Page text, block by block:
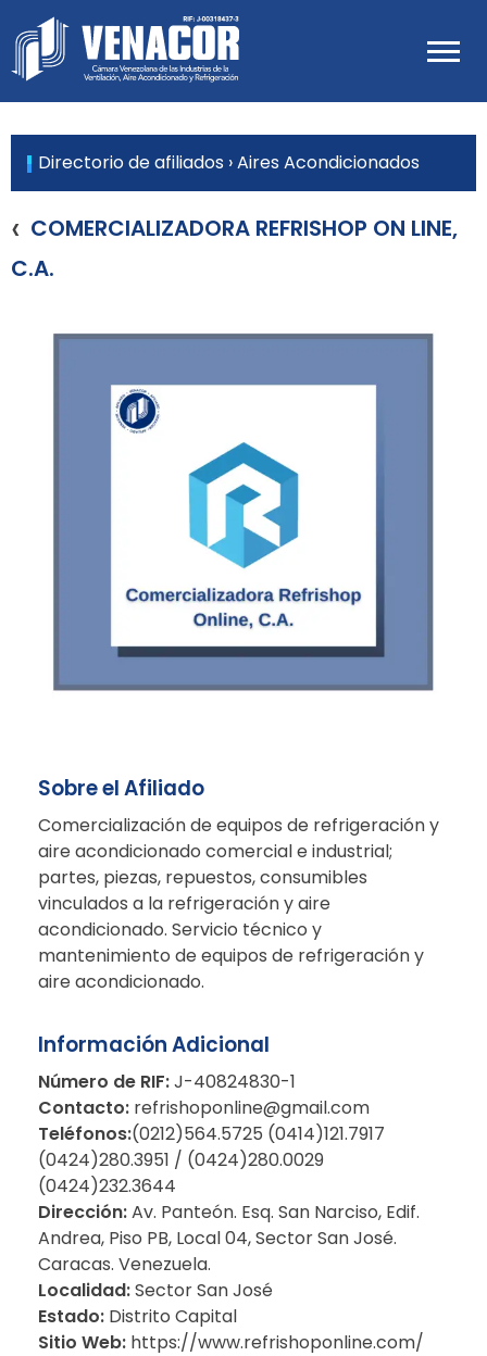
to
content
Cámara Venezolana de las
Acondicionado y Refrigeración
Directorio de afiliados ›Aires Acondicionados
‹ COMERCIALIZADORA REFRISHOP ON LINE,
C.A.
Sobre el Afiliado
Comercialización de equipos de refrigeración y
aire acondicionado comercial e industrial;
partes, piezas, repuestos, consumibles
vinculados a la refrigeración y aire
acondicionado. Servicio técnico y
mantenimiento de equipos de refrigeración y
aire acondicionado.
Información Adicional
Número de RIF:J-40824830-1
Contacto: refrishoponline@gmail.com
Teléfonos:(0212)564.5725 (0414)121.7917
(0424)280.3951 / (0424)280.0029
(0424)232.3644
Dirección:Av. Panteón. Esq. San Narciso, Edif.
Andrea, Piso PB, Local 04, Sector San José.
Caracas. Venezuela.
Localidad:Sector San José
Estado: Distrito Capital
Sitio Web: https://www.refrishoponline.com/